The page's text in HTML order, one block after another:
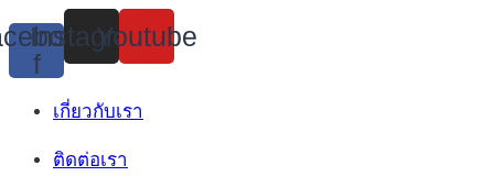
Skip
to
content
f
Instagram
Youtube
เกี่ยวกับเรา
ติดต่อเรา